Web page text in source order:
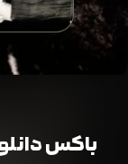
باکس